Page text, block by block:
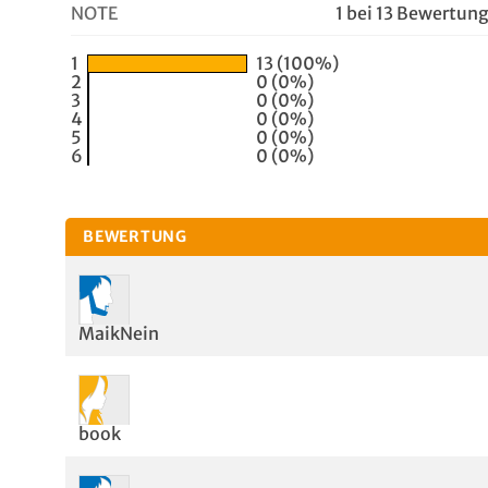
NOTE 1 bei 13
1
13 (100%)
2
0 (0%)
3
0 (0%)
4
0 (0%)
5
0 (0%)
6
0 (0%)
BEWERTUNG
MaikNein
book